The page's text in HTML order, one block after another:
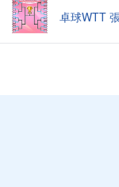
卓球WTT